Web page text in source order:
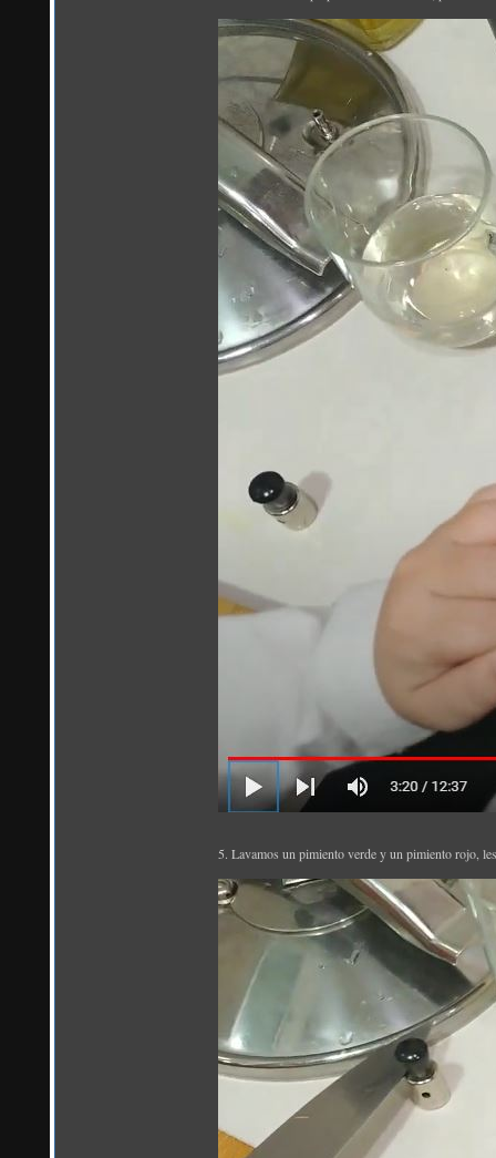
5. Lavamos un pimiento verde y un pimiento rojo,